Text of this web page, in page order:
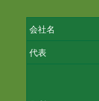
会社名
代表